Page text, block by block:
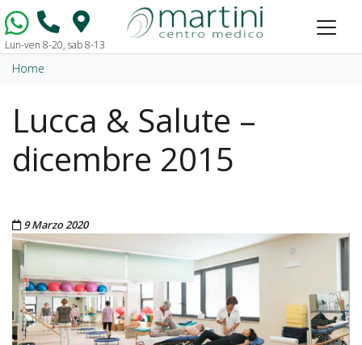
Vai al contenuto
Lun-ven 8-20, sab 8-13
Home
Lucca & Salute –
dicembre 2015
Pubblicato il
9 Marzo 2020